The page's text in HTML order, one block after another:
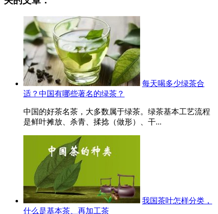
每天喝多少绿茶合
适？中国有哪些著名的绿茶？
中国的好茶名茶，大多数属于绿茶。绿茶基本工艺流程
是鲜叶摊放、杀青、揉捻（做形）、干...
我国茶叶怎样分类，
什么是基本茶、再加工茶